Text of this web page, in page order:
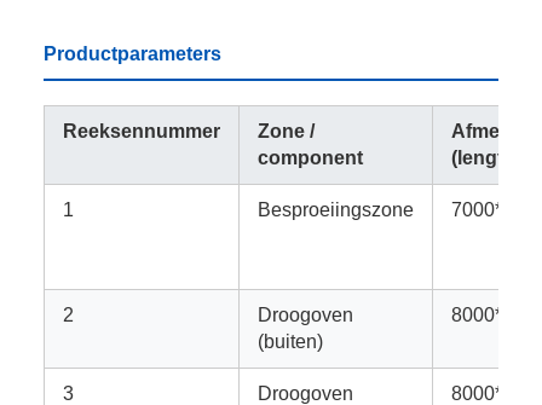
Productparameters
Reeksennummer
Zone /
component
1 Besproeiingszone
2
Droogoven
(buiten)
3
Droogoven